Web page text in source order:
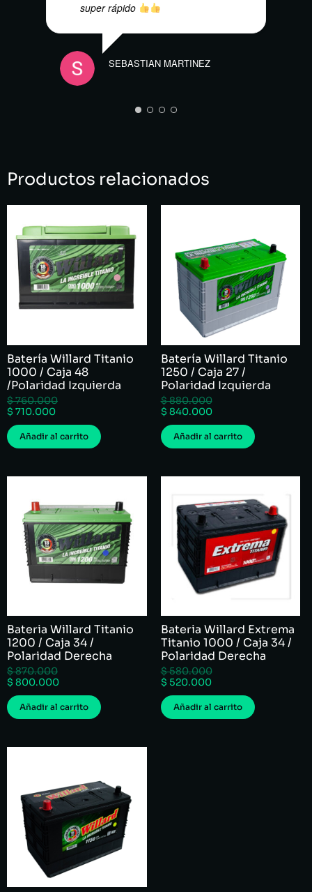
super rápido
SEBASTIAN MARTINEZ
Productos relacionados
Batería Willard Titanio
1000 / Caja 48
/Polaridad Izquierda
$760.000
$ 710.000
Añadir al carrito
Batería Willard Titanio
1250 / Caja 27 /
Polaridad Izquierda
$880.000
$ 840.000
Añadir al carrito
Bateria Willard Titanio
1200 / Caja 34 /
Polaridad Derecha
$870.000
$ 800.000
Añadir al carrito
Bateria Willard Extrema
Titanio 1000 / Caja 34 /
Polaridad Derecha
$580.000
$ 520.000
Añadir al carrito